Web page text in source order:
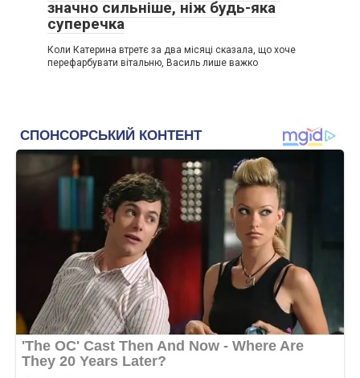
значно сильніше, ніж будь-яка
суперечка
Коли Катерина втретє за два місяці сказала, що хоче
перефарбувати вітальню, Василь лише важко